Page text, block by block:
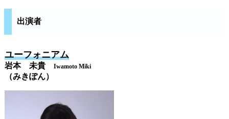
出演者
ユーフォニアム
岩本 未貴 Iwamoto Miki
（みきぽん）